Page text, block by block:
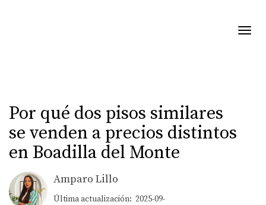
Por qué dos pisos similares
se venden a precios distintos
en Boadilla del Monte
Amparo Lillo
Última actualización: 2025-09-